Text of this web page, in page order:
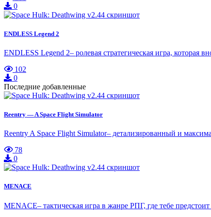
0
ENDLESS Legend 2
ENDLESS Legend 2– ролевая стратегическая игра,
102
0
Последние добавленные
Reentry — A Space Flight Simulator
Reentry A Space Flight Simulator– детализированный и
78
0
MENACE
MENACE– тактическая игра в жанре РПГ, где тебе